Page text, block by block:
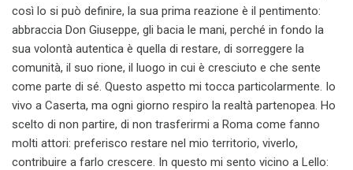
così lo si può definire, la sua prima reazione è il pentimento:
abbraccia Don Giuseppe, gli bacia le mani, perché in fondo la
sua volontà autentica è quella di restare, di sorreggere la
comunità, il suo rione, il luogo in cui è cresciuto e che sente
come parte di sé. Questo aspetto mi tocca particolarmente. Io
vivo a Caserta, ma ogni giorno respiro la realtà partenopea. Ho
scelto di non partire, di non trasferirmi a Roma come fanno
molti attori: preferisco restare nel mio territorio, viverlo,
contribuire a farlo crescere. In questo mi sento vicino a Lello: